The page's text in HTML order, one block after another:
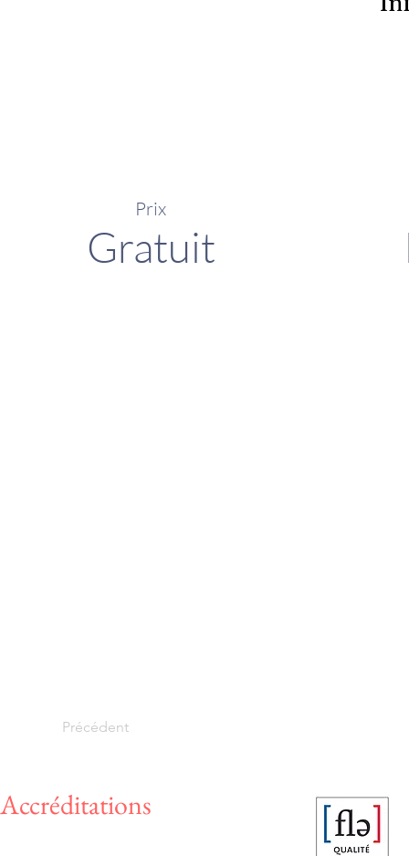
Gratuit
Prix
Précédent
Accréditations